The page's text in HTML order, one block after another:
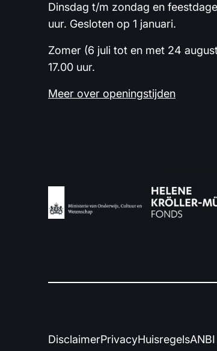
Dinsdag t/m zondag en
uur. Gesloten op 1 januari.
Zomer (6 juli tot en met 24
17.00 uur.
Meer over openingstijden
DisclaimerPrivacyHuisregelsANBI